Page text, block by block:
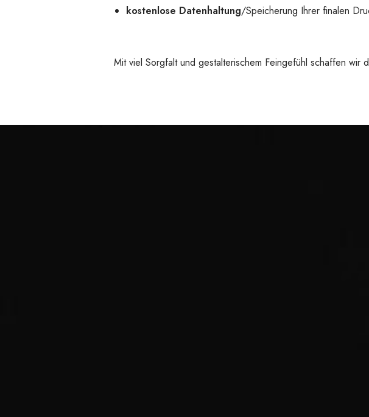
kostenlose Datenhaltung/Speicherung Ihrer finalen
Mit viel Sorgfalt und gestalterischem Feingefühl schaffen